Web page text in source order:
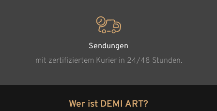
Sendungen
mit zertifiziertem Kurier in 24/48 Stunden.
Wer ist DEMI ART?